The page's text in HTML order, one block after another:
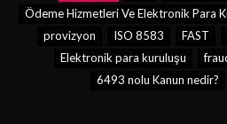
Ödeme Hizmetleri Ve Elektronik Para
provizyon
ISO 8583 FAST
Elektronik para kuruluşu
6493 nolu Kanun nedir?